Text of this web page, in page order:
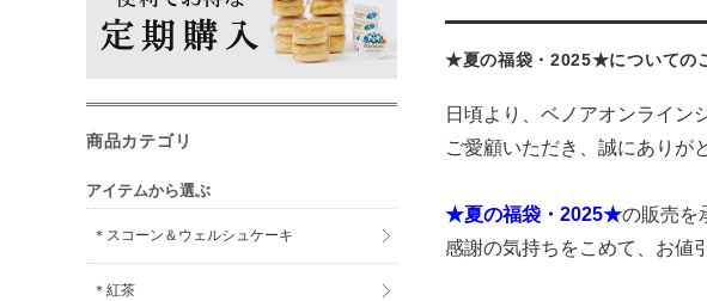
★夏の福袋・2025★についての
日頃より、ベノアオンライン
ご愛顧いただき、誠にありが
★夏の福袋・2025★の販売を
感謝の気持ちをこめて、お値
商品カテゴリ
アイテムから選ぶ
＊スコーン＆ウェルシュケーキ
＊紅茶